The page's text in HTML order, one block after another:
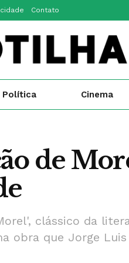
Contato
Política Cinema
de
clássico da
obra que Jorge